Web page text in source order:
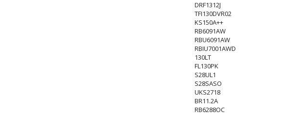
DRF1312J
TFI130DVR02
KS150A++
RB6091AW
RBU6091AW
RBIU7001AWD
130LT
FL130PK
S28UL1
S28SASO
UKS2718
BR11.2A
RB6288OC